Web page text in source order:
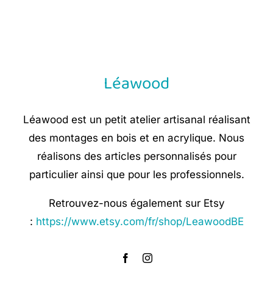
Léawood
Léawood est un petit atelier artisanal réalisant
des montages en bois et en acrylique. Nous
réalisons des articles personnalisés pour
particulier ainsi que pour les professionnels.
Retrouvez-nous également sur Etsy
: https://www.etsy.com/fr/shop/LeawoodBE